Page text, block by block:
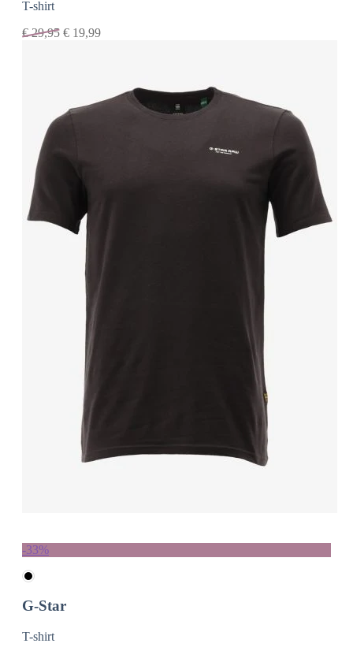
T-shirt
€29,95 € 19,99
-33%
G-Star
T-shirt